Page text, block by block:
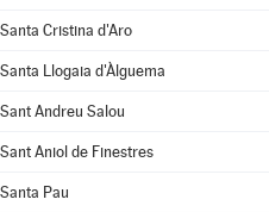
Santa Cristina d'Aro
Santa Llogaia d'Àlguema
Sant Andreu Salou
Sant Aniol de Finestres
Santa Pau